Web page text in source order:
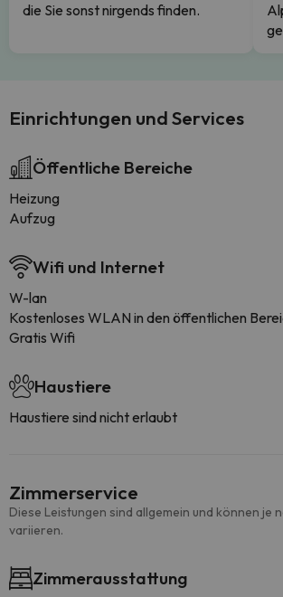
die Sie sonst nirgends finden.
Einrichtungen und Services
Öffentliche Bereiche
Heizung
Aufzug
Wifi und Internet
W-lan
Kostenloses WLAN in den öffentlichen
Gratis Wifi
Haustiere
Haustiere sind nicht erlaubt
Zimmerservice
Diese Leistungen sind allgemein und können je
variieren.
Zimmerausstattung